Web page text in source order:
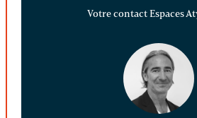
Votre contact Espaces